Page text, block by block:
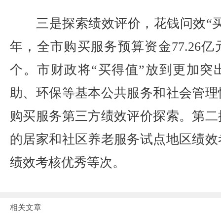
三是探索绩效评价，花钱问效“
年，全市购买服务预算资金77.26亿
个。市财政将“买得值”放到更加突
助、环保等基本公共服务和社会管
购买服务第三方绩效评价探索。第
的居家和社区养老服务试点地区绩
绩效考核优秀等次。
相关文章